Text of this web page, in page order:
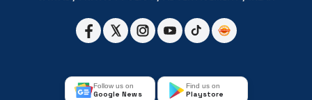
Follow us on
Google News
Find us on
Playstore